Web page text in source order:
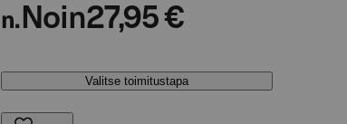
n. Noin27,95 €
Valitse toimitustapa